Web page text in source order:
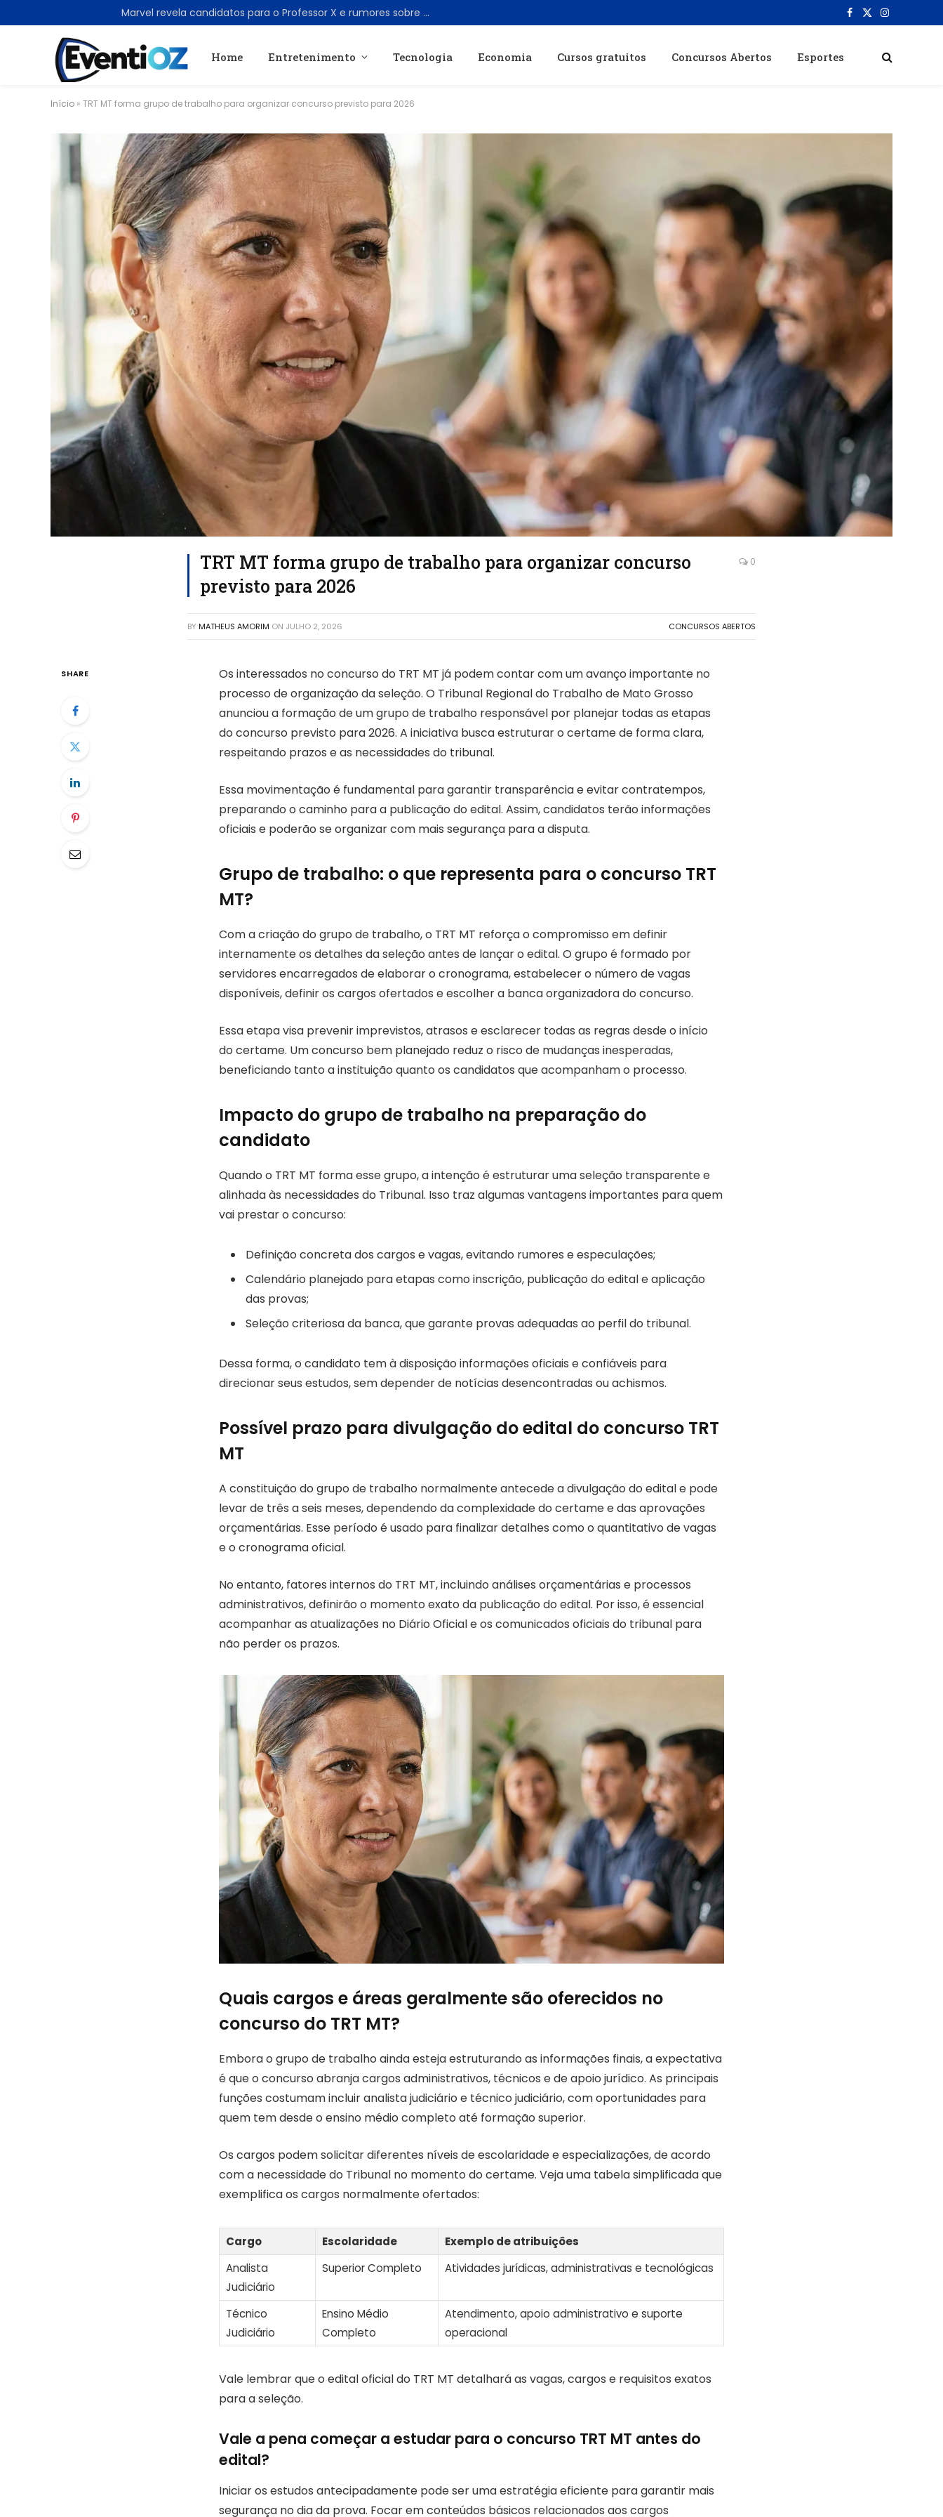
Marvel revela candidatos para o Professor X e rumores sobre vilão com Adam Driver agitam fãs Facebook
X
Instagram
Home Entretenimento Tecnologia Economia Cursos gratuitos Concursos Abertos Esportes
Início » TRT MT forma grupo de trabalho para organizar concurso previsto para 2026
TRT MT forma grupo de trabalho para organizar concurso
previsto para 2026
0
BY MATHEUS AMORIM ON JULHO 2, 2026 CONCURSOS ABERTOS
SHARE
Os interessados no concurso do TRT MT já podem contar com um avanço importante no
processo de organização da seleção. O Tribunal Regional do Trabalho de Mato Grosso
anunciou a formação de um grupo de trabalho responsável por planejar todas as etapas
do concurso previsto para 2026. A iniciativa busca estruturar o certame de forma clara,
respeitando prazos e as necessidades do tribunal.
Essa movimentação é fundamental para garantir transparência e evitar contratempos,
preparando o caminho para a publicação do edital. Assim, candidatos terão informações
oficiais e poderão se organizar com mais segurança para a disputa.
Grupo de trabalho: o que representa para o concurso TRT
MT?
Com a criação do grupo de trabalho, o TRT MT reforça o compromisso em definir
internamente os detalhes da seleção antes de lançar o edital. O grupo é formado por
servidores encarregados de elaborar o cronograma, estabelecer o número de vagas
disponíveis, definir os cargos ofertados e escolher a banca organizadora do concurso.
Essa etapa visa prevenir imprevistos, atrasos e esclarecer todas as regras desde o início
do certame. Um concurso bem planejado reduz o risco de mudanças inesperadas,
beneficiando tanto a instituição quanto os candidatos que acompanham o processo.
Impacto do grupo de trabalho na preparação do
candidato
Quando o TRT MT forma esse grupo, a intenção é estruturar uma seleção transparente e
alinhada às necessidades do Tribunal. Isso traz algumas vantagens importantes para quem
vai prestar o concurso:
Definição concreta dos cargos e vagas, evitando rumores e especulações;
Calendário planejado para etapas como inscrição, publicação do edital e aplicação
das provas;
Seleção criteriosa da banca, que garante provas adequadas ao perfil do tribunal.
Dessa forma, o candidato tem à disposição informações oficiais e confiáveis para
direcionar seus estudos, sem depender de notícias desencontradas ou achismos.
Possível prazo para divulgação do edital do concurso TRT
MT
A constituição do grupo de trabalho normalmente antecede a divulgação do edital e pode
levar de três a seis meses, dependendo da complexidade do certame e das aprovações
orçamentárias. Esse período é usado para finalizar detalhes como o quantitativo de vagas
e o cronograma oficial.
No entanto, fatores internos do TRT MT, incluindo análises orçamentárias e processos
administrativos, definirão o momento exato da publicação do edital. Por isso, é essencial
acompanhar as atualizações no Diário Oficial e os comunicados oficiais do tribunal para
não perder os prazos.
Quais cargos e áreas geralmente são oferecidos no
concurso do TRT MT?
Embora o grupo de trabalho ainda esteja estruturando as informações finais, a expectativa
é que o concurso abranja cargos administrativos, técnicos e de apoio jurídico. As principais
funções costumam incluir analista judiciário e técnico judiciário, com oportunidades para
quem tem desde o ensino médio completo até formação superior.
Os cargos podem solicitar diferentes níveis de escolaridade e especializações, de acordo
com a necessidade do Tribunal no momento do certame. Veja uma tabela simplificada que
exemplifica os cargos normalmente ofertados:
Cargo Escolaridade
Exemplo de atribuições
Analista
Judiciário
Superior Completo Atividades jurídicas, administrativas e tecnológicas
Técnico
Judiciário
Ensino Médio
Completo
Atendimento, apoio administrativo e suporte
operacional
Vale lembrar que o edital oficial do TRT MT detalhará as vagas, cargos e requisitos exatos
para a seleção.
Vale a pena começar a estudar para o concurso TRT MT antes do
edital?
Iniciar os estudos antecipadamente pode ser uma estratégia eficiente para garantir mais
segurança no dia da prova. Focar em conteúdos básicos relacionados aos cargos